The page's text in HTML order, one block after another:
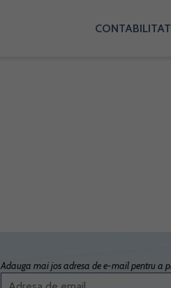
Adauga mai jos adresa de e-mail pentru a